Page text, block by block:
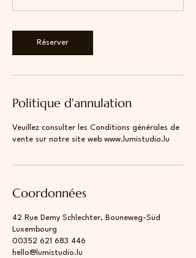
Réserver
Politique d'annulation
Veuillez consulter les Conditions générales de
vente sur notre site web www.lumistudio.lu
Coordonnées
42 Rue Demy Schlechter, Bouneweg-Süd
Luxembourg
00352 621 683 446
hello@lumistudio.lu